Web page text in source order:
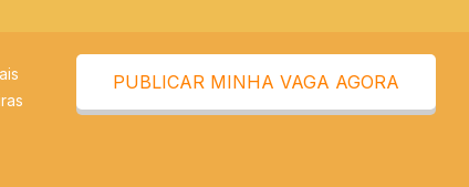
PUBLICAR MINHA VAGA AGORA